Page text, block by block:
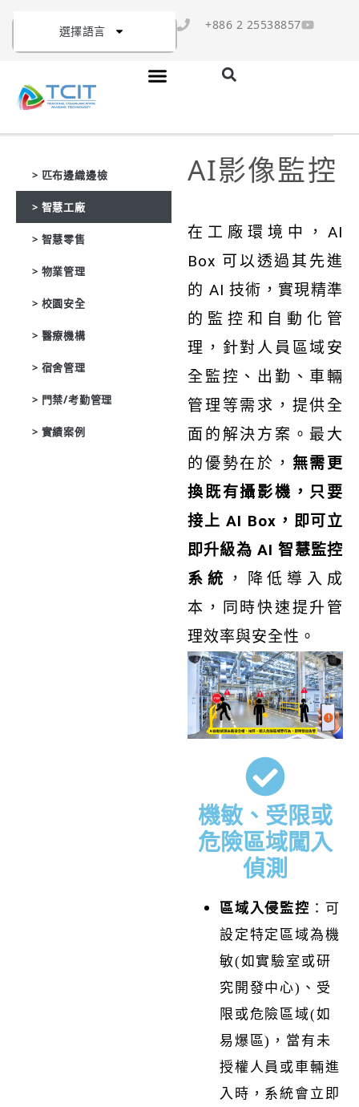
選擇語言 +886 2 25538857
> 匹布邊織邊檢
> 智慧工廠
> 智慧零售
> 物業管理
> 校園安全
> 醫療機構
> 宿舍管理
> 門禁/考勤管理
> 實績案例
AI影像監控
在工廠環境中，AI
Box 可以透過其先進
的 AI 技術，實現精準
的監控和自動化管
理，針對人員區域安
全監控、出勤、車輛
管理等需求，提供全
面的解決方案。最大
的優勢在於， 無需更
換既有攝影機，只要
接上 AI Box，即可立
即升級為 AI 智慧監控
系統 ，降低導入成
本，同時快速提升管
理效率與安全性。
機敏、受限或
危險區域闖入
偵測
區域入侵監控 ： 可
設定特定區域為機
敏(如實驗室或研
究開發中心)、受
限或危險區域(如
易爆區)，當有未
授權人員或車輛進
入時，系統會立即